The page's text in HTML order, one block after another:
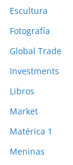
Escultura
Fotografía
Global Trade
Investments
Libros
Market
Matérica 1
Meninas